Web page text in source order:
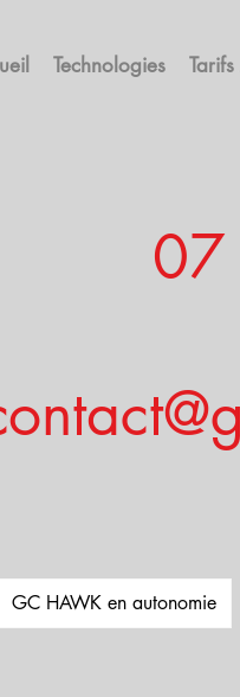
Technologies
GC HAWK en autonomie